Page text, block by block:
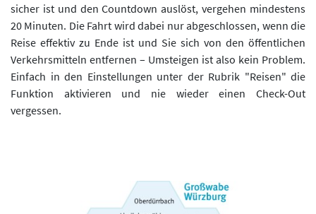
sicher ist und den Countdown auslöst, vergehen mindestens
20 Minuten. Die Fahrt wird dabei nur abgeschlossen, wenn die
Reise effektiv zu Ende ist und Sie sich von den öffentlichen
Verkehrsmitteln entfernen – Umsteigen ist also kein Problem.
Einfach in den Einstellungen unter der Rubrik "Reisen" die
Funktion aktivieren und nie wieder einen Check-Out
vergessen.